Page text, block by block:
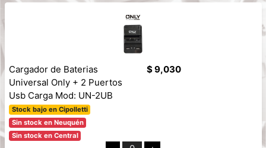
Cargador de Baterias
Universal Only + 2 Puertos
Usb Carga Mod: UN-2UB
Stock bajo en Cipolletti
Sin stock en Neuquén
Sin stock en Central
$ 9,030